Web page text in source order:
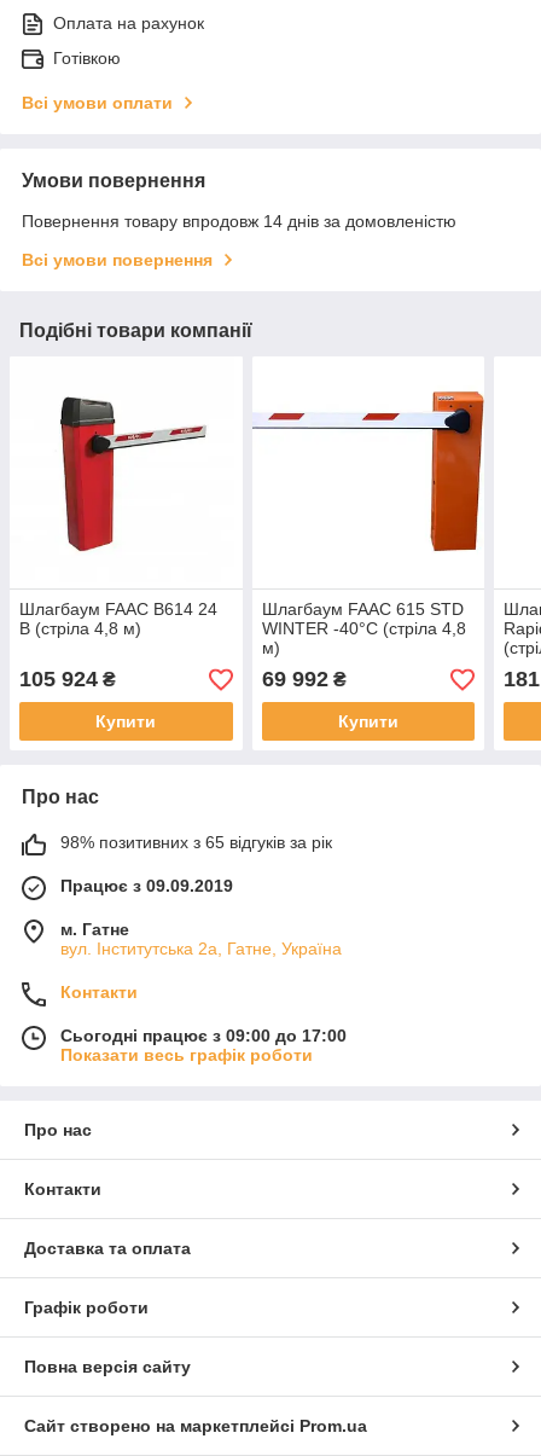
Оплата на рахунок
Готівкою
Всі умови оплати
Умови повернення
Повернення товару впродовж 14 днів за домовленістю
Всі умови повернення
Подібні товари компанії
Шлагбаум FAAC B614 24
В (стріла 4,8 м)
105 924 ₴
Купити
Шлагбаум FAAC 615 STD
WINTER -40°C (стріла 4,8
м)
69 992₴
Купити
Про нас
98% позитивних з 65 відгуків за рік
Працює з 09.09.2019
м. Гатне
вул. Інститутська 2а, Гатне, Україна
Контакти
Сьогодні працює з 09:00 до 17:00
Показати весь графік роботи
Про нас
Контакти
Доставка та оплата
Графік роботи
Повна версія сайту
Сайт створено на маркетплейсі Prom.ua